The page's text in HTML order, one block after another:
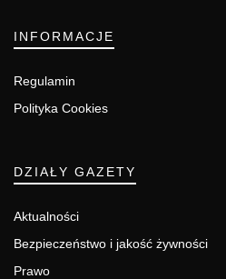
INFORMACJE
Regulamin
Polityka Cookies
DZIAŁY GAZETY
Aktualności
Bezpieczeństwo i jakość żywności
Prawo